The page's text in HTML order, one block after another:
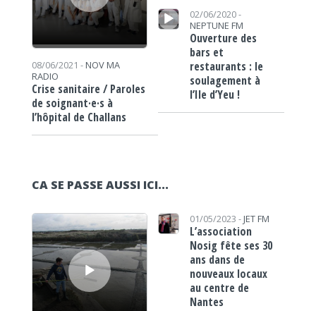
08/06/2021 - NOV MA
RADIO
Crise sanitaire / Paroles
de soignant·e·s à
l’hôpital de Challans
Lecteur audio
02/06/2020 -
NEPTUNE FM
Ouverture des
bars et
restaurants : le
soulagement à
l’Ile d’Yeu !
CA SE PASSE AUSSI ICI...
Lecteur audio
01/05/2023 - JET FM
L’association
Nosig fête ses 30
ans dans de
nouveaux locaux
au centre de
Nantes